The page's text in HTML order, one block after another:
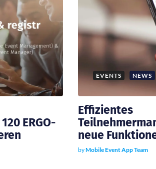
ERGO-
EVENTS NEWS
Effizientes
neue
byMobile Event App Team